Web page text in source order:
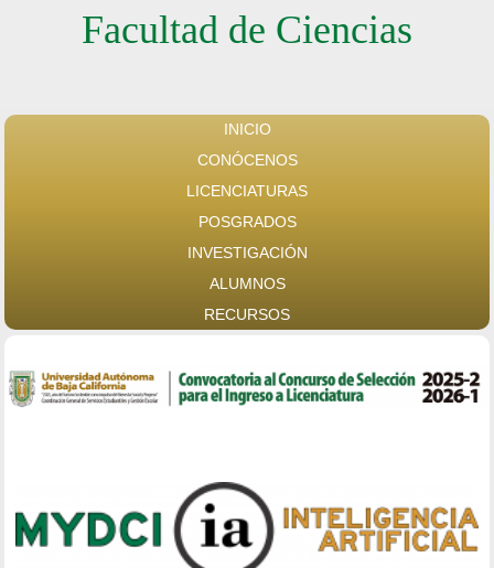
Facultad de Ciencias
INICIO
CONÓCENOS
LICENCIATURAS
POSGRADOS
INVESTIGACIÓN
ALUMNOS
RECURSOS